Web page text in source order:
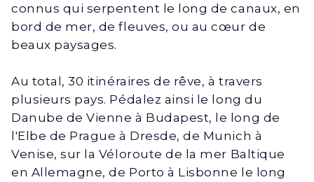
connus qui serpentent le long de canaux, en
bord de mer, de fleuves, ou au cœur de
beaux paysages.
Au total, 30 itinéraires de rêve, à travers
plusieurs pays. Pédalez ainsi le long du
Danube de Vienne à Budapest, le long de
l'Elbe de Prague à Dresde, de Munich à
Venise, sur la Véloroute de la mer Baltique
en Allemagne, de Porto à Lisbonne le long